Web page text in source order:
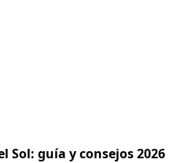
Sol: guía y consejos 2026